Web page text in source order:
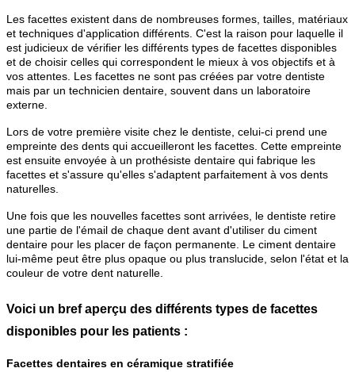
Les facettes existent dans de nombreuses formes, tailles, matériaux
et techniques d'application différents. C'est la raison pour laquelle il
est judicieux de vérifier les différents types de facettes disponibles
et de choisir celles qui correspondent le mieux à vos objectifs et à
vos attentes. Les facettes ne sont pas créées par votre dentiste
mais par un technicien dentaire, souvent dans un laboratoire
externe.
Lors de votre première visite chez le dentiste, celui-ci prend une
empreinte des dents qui accueilleront les facettes. Cette empreinte
est ensuite envoyée à un prothésiste dentaire qui fabrique les
facettes et s'assure qu'elles s'adaptent parfaitement à vos dents
naturelles.
Une fois que les nouvelles facettes sont arrivées, le dentiste retire
une partie de l'émail de chaque dent avant d'utiliser du ciment
dentaire pour les placer de façon permanente. Le ciment dentaire
lui-même peut être plus opaque ou plus translucide, selon l'état et la
couleur de votre dent naturelle.
Voici un bref aperçu des différents types de facettes
disponibles pour les patients :
Facettes dentaires en céramique stratifiée